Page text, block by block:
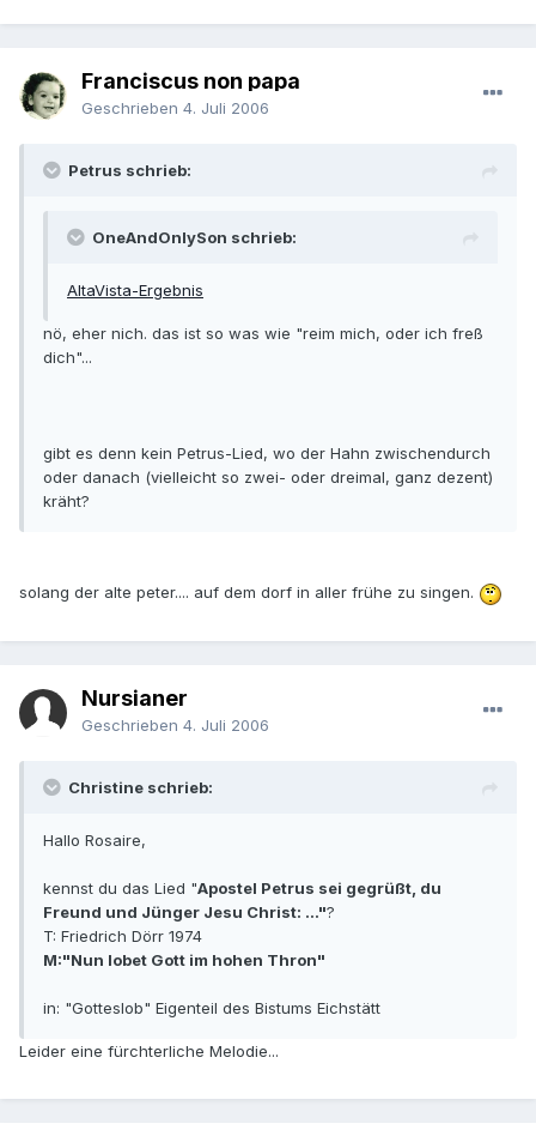
Franciscus non papa
Geschrieben 4. Juli 2006
Petrus schrieb:
OneAndOnlySon schrieb:
AltaVista-Ergebnis
nö, eher nich. das ist so was wie "reim mich, oder ich freß
dich"...
gibt es denn kein Petrus-Lied, wo der Hahn zwischendurch
oder danach (vielleicht so zwei- oder dreimal, ganz dezent)
kräht?
solang der alte peter.... auf dem dorf in aller frühe zu singen.
Nursianer
Geschrieben 4. Juli 2006
Christine schrieb:
Hallo Rosaire,
kennst du das Lied "Apostel Petrus sei gegrüßt, du
Freund und Jünger Jesu Christ: ..."?
T: Friedrich Dörr 1974
M:"Nun lobet Gott im hohen Thron"
in: "Gotteslob" Eigenteil des Bistums Eichstätt
Leider eine fürchterliche Melodie...